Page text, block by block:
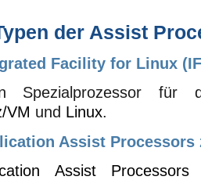
der Assist
Facility for Linux
für
VM und Linux.
Assist Processors
Assist Processors